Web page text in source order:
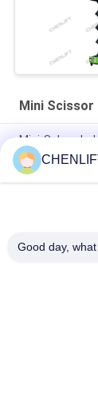
Mini
Mini-
MX300S 3m
MK390 3,9m
Good day,